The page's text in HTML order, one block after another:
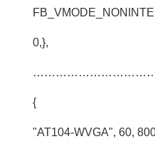
0,},
{
"AT104-WVGA", 60, 800,